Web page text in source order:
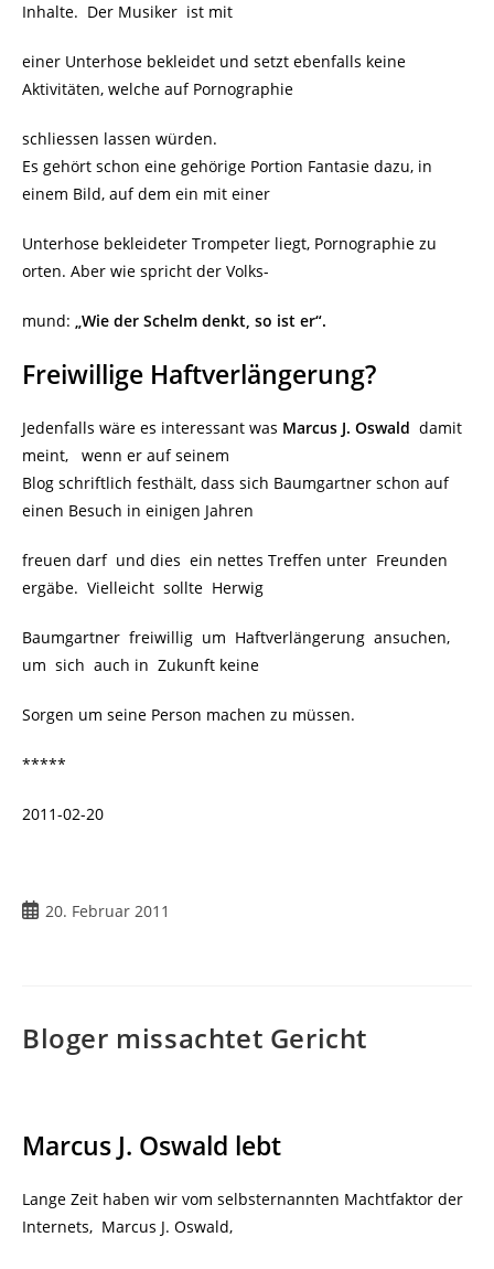
Inhalte. Der Musiker ist mit
einer Unterhose bekleidet und setzt ebenfalls keine
Aktivitäten, welche auf Pornographie
schliessen lassen würden.
Es gehört schon eine gehörige Portion Fantasie dazu, in
einem Bild, auf dem ein mit einer
Unterhose bekleideter Trompeter liegt, Pornographie zu
orten. Aber wie spricht der Volks-
mund: „Wie der Schelm denkt, so ist er“.
Freiwillige Haftverlängerung?
Jedenfalls wäre es interessant was Marcus J. Oswald damit
meint, wenn er auf seinem
Blog schriftlich festhält, dass sich Baumgartner schon auf
einen Besuch in einigen Jahren
freuen darf und dies ein nettes Treffen unter Freunden
ergäbe. Vielleicht sollte Herwig
Baumgartner freiwillig um Haftverlängerung ansuchen,
um sich auch in Zukunft keine
Sorgen um seine Person machen zu müssen.
*****
2011-02-20
Beitrag
20. Februar 2011
Bloger missachtet Gericht
Marcus J. Oswald lebt
Lange Zeit haben wir vom selbsternannten Machtfaktor der
Internets, Marcus J. Oswald,